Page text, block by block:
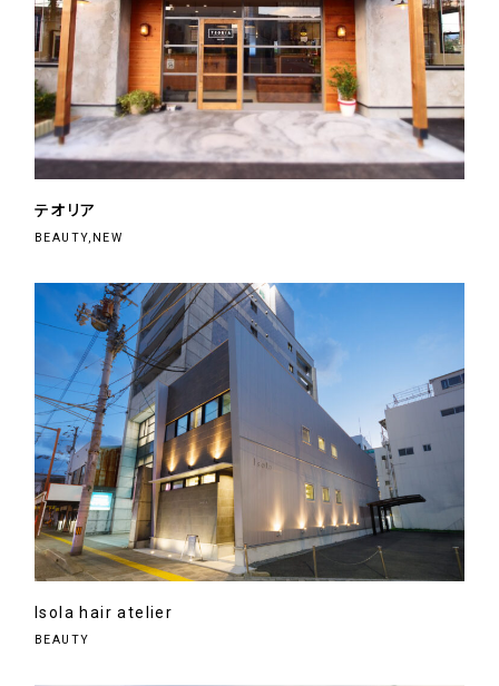
テオリア
BEAUTY,NEW
Isola hair atelier
BEAUTY